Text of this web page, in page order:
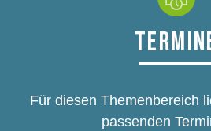
Für diesen Themenbereich
passenden